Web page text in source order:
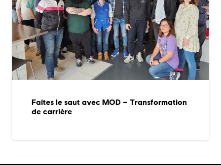
Faites le saut avec MOD – Transformation
de carrière